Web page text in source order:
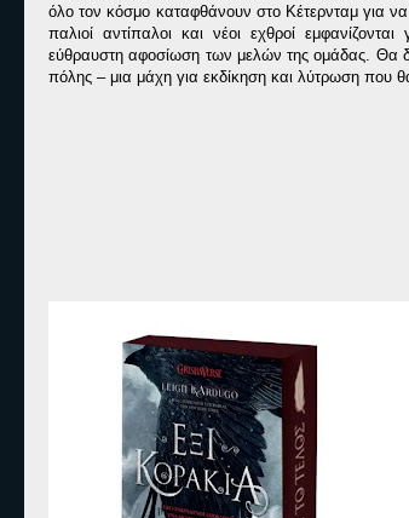
όλο τον κόσμο καταφθάνουν στο Κέτερνταμ για
παλιοί αντίπαλοι και νέοι εχθροί
εύθραυστη αφοσίωση των μελών της ομάδας. Θα
πόλης – μια μάχη για εκδίκηση και λύτρωση που